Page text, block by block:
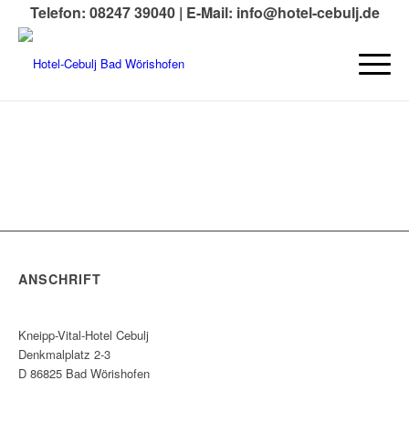
Telefon: 08247 39040 | E-Mail: info@hotel-cebulj.de
ANSCHRIFT
Kneipp-Vital-Hotel Cebulj
Denkmalplatz 2-3
D 86825 Bad Wörishofen